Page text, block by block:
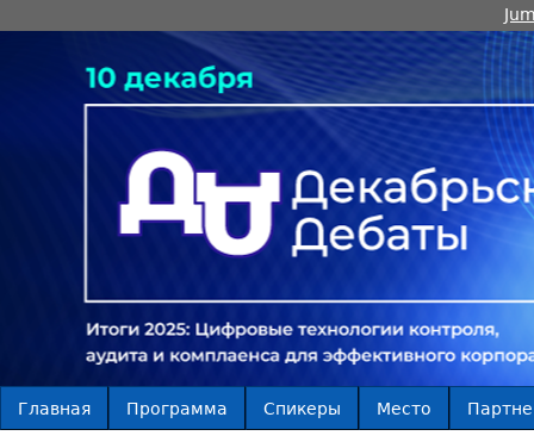
Главная Программа Спикеры Место